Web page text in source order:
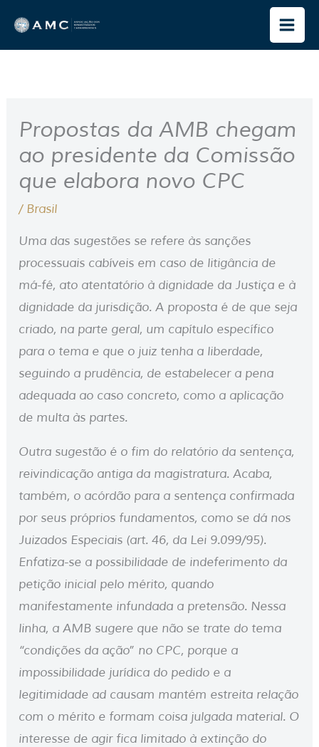
para
o
Propostas da AMB chegam
ao presidente da Comissão
que elabora novo CPC
/ Brasil
Uma das sugestões se refere às sanções
processuais cabíveis em caso de litigância de
má-fé, ato atentatório à dignidade da Justiça e à
dignidade da jurisdição. A proposta é de que seja
criado, na parte geral, um capítulo específico
para o tema e que o juiz tenha a liberdade,
seguindo a prudência, de estabelecer a pena
adequada ao caso concreto, como a aplicação
de multa às partes.
Outra sugestão é o fim do relatório da sentença,
reivindicação antiga da magistratura. Acaba,
também, o acórdão para a sentença confirmada
por seus próprios fundamentos, como se dá nos
Juizados Especiais (art. 46, da Lei 9.099/95).
Enfatiza-se a possibilidade de indeferimento da
petição inicial pelo mérito, quando
manifestamente infundada a pretensão. Nessa
linha, a AMB sugere que não se trate do tema
“condições da ação” no CPC, porque a
impossibilidade jurídica do pedido e a
legitimidade ad causam mantém estreita relação
com o mérito e formam coisa julgada material. O
interesse de agir fica limitado à extinção do